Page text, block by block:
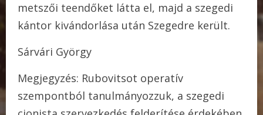
metszői teendőket látta el, majd a szegedi
kántor kivándorlása után Szegedre került.
Sárvári György
Megjegyzés: Rubovitsot operatív
szempontból tanulmányozzuk, a szegedi